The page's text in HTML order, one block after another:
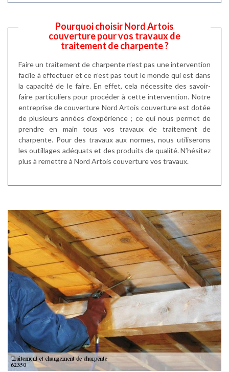
Pourquoi choisir Nord Artois
couverture pour vos travaux de
traitement de charpente ?
Faire un traitement de charpente n’est pas une intervention
facile à effectuer et ce n’est pas tout le monde qui est dans
la capacité de le faire. En effet, cela nécessite des savoir-
faire particuliers pour procéder à cette intervention. Notre
entreprise de couverture Nord Artois couverture est dotée
de plusieurs années d’expérience ; ce qui nous permet de
prendre en main tous vos travaux de traitement de
charpente. Pour des travaux aux normes, nous utiliserons
les outillages adéquats et des produits de qualité. N’hésitez
plus à remettre à Nord Artois couverture vos travaux.